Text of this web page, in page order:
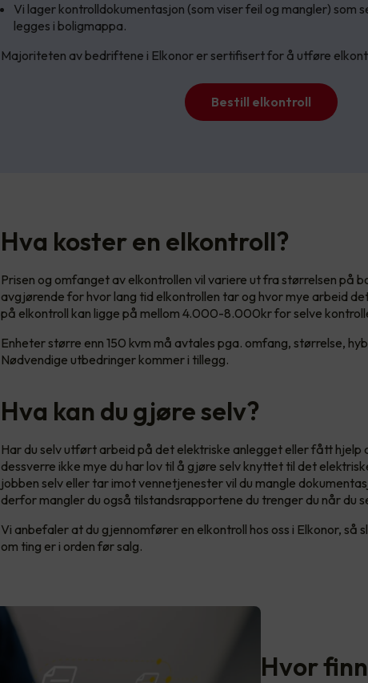
Vi lager kontrolldokumentasjon (som viser feil og mangler) som
legges i boligmappa.
Majoriteten av bedriftene i Elkonor er sertifisert for å utføre
Bestill elkontroll
Hva koster en elkontroll?
Prisen og omfanget av elkontrollen vil variere ut fra størrelsen på
avgjørende for hvor lang tid elkontrollen tar og hvor mye arbeid
på elkontroll kan ligge på mellom 4.000-8.000kr for selve
Enheter større enn 150 kvm må avtales pga. omfang, størrelse,
Nødvendige utbedringer kommer i tillegg.
Hva kan du gjøre selv?
Har du selv utført arbeid på det elektriske anlegget eller fått hjelp
dessverre ikke mye du har lov til å gjøre selv knyttet til det
jobben selv eller tar imot vennetjenester vil du mangle
derfor mangler du også tilstandsrapportene du trenger du når du
Vi anbefaler at du gjennomfører en elkontroll hos oss i Elkonor, så
om ting er i orden før salg.
Hvor